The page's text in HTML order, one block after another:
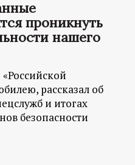
проникнуть
нашего
рассказал об
и итогах
безопасности